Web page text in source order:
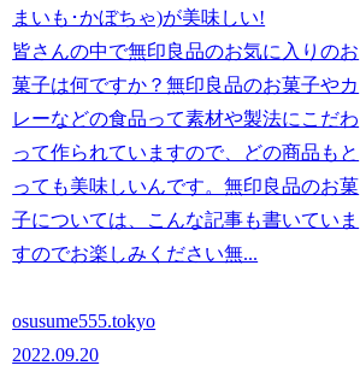
まいも･かぼちゃ)が美味しい!
皆さんの中で無印良品のお気に入りのお
菓子は何ですか？無印良品のお菓子やカ
レーなどの食品って素材や製法にこだわ
って作られていますので、どの商品もと
っても美味しいんです。無印良品のお菓
子については、こんな記事も書いていま
すのでお楽しみください無...
osusume555.tokyo
2022.09.20